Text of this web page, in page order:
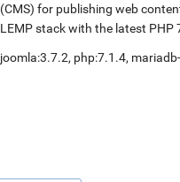
(CMS) for publishing web
LEMP stack with the latest PHP
joomla:3.7.2, php:7.1.4,